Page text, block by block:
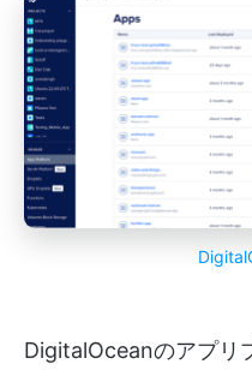
DigitalOceanのアプリ